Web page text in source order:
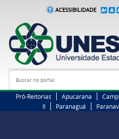
ACESSIBILIDADE
Busca
Pró-Reitorias Apucarana
II
Paranaguá